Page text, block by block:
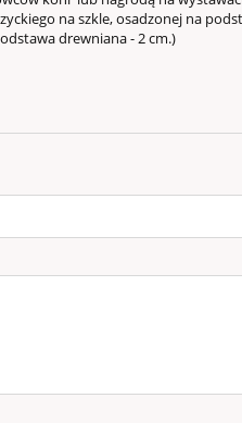
na szkle, osadzonej na
drewniana - 2 cm.)